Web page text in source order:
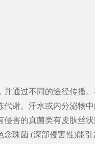
通过不同的途径传播
代谢。汗水或内分泌物
害的真菌类有皮肤丝
珠菌 (深部侵害性)能